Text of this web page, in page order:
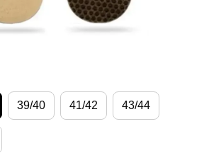
39/40 41/42 43/44